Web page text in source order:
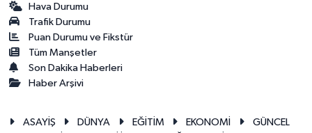
Hava Durumu
Trafik Durumu
Puan Durumu ve Fikstür
Tüm Manşetler
Son Dakika Haberleri
Haber Arşivi
ASAYİŞ DÜNYA EĞİTİM EKONOMİ
GÜNCEL